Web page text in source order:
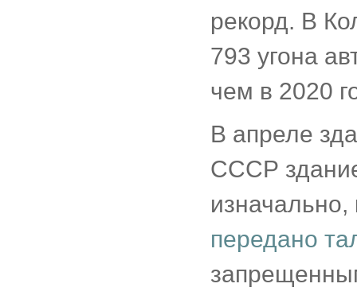
рекорд. В
793 угона
чем в 2020
В апреле
СССР
передано